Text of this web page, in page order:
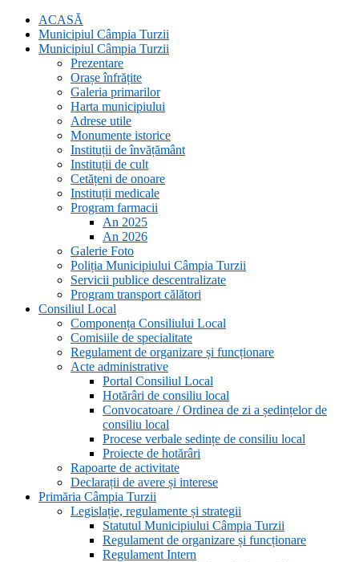
ACASĂ
Municipiul Câmpia Turzii
Municipiul Câmpia Turzii
Prezentare
Orașe înfrățite
Galeria primarilor
Harta municipiului
Adrese utile
Monumente istorice
Instituții de învățământ
Instituții de cult
Cetățeni de onoare
Instituții medicale
Program farmacii
An 2025
An 2026
Galerie Foto
Poliția Municipiului Câmpia Turzii
Servicii publice descentralizate
Program transport călători
Consiliul Local
Componența Consiliului Local
Comisiile de specialitate
Regulament de organizare și funcționare
Acte administrative
Portal Consiliul Local
Hotărâri de consiliu local
Convocatoare / Ordinea de zi a ședințelor de
consiliu local
Procese verbale sedințe de consiliu local
Proiecte de hotărâri
Rapoarte de activitate
Declarații de avere și interese
Primăria Câmpia Turzii
Legislație, regulamente și strategii
Statutul Municipiului Câmpia Turzii
Regulament de organizare și funcționare
Regulament Intern